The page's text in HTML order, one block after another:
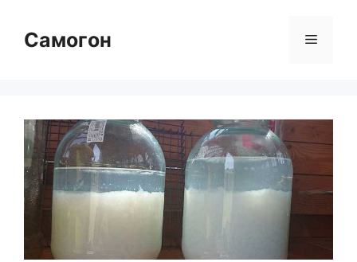
содержимому
Самогон Меню